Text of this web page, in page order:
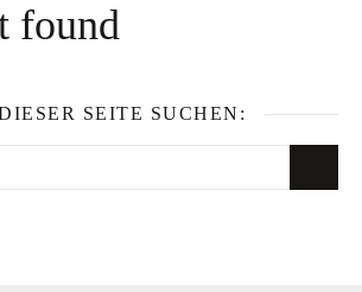
found
SEITE SUCHEN: